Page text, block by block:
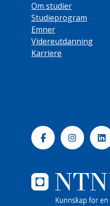
Om studier
Studieprogram
Emner
Videreutdanning
Karriere
Facebook